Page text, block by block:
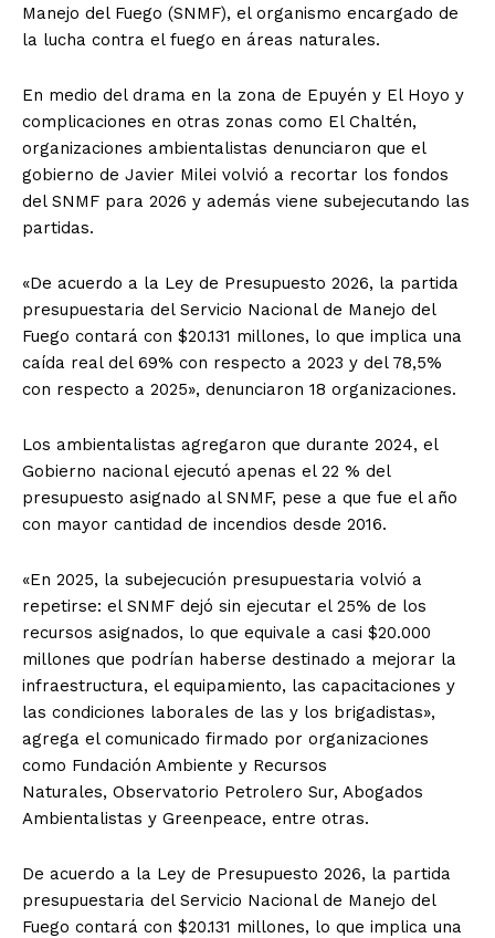
Manejo del Fuego (SNMF), el organismo encargado de
la lucha contra el fuego en áreas naturales.
En medio del drama en la zona de Epuyén y El Hoyo y
complicaciones en otras zonas como El Chaltén,
organizaciones ambientalistas denunciaron que el
gobierno de Javier Milei volvió a recortar los fondos
del SNMF para 2026 y además viene subejecutando las
partidas.
«De acuerdo a la Ley de Presupuesto 2026, la partida
presupuestaria del Servicio Nacional de Manejo del
Fuego contará con $20.131 millones, lo que implica una
caída real del 69% con respecto a 2023 y del 78,5%
con respecto a 2025», denunciaron 18 organizaciones.
Los ambientalistas agregaron que durante 2024, el
Gobierno nacional ejecutó apenas el 22 % del
presupuesto asignado al SNMF, pese a que fue el año
con mayor cantidad de incendios desde 2016.
«En 2025, la subejecución presupuestaria volvió a
repetirse: el SNMF dejó sin ejecutar el 25% de los
recursos asignados, lo que equivale a casi $20.000
millones que podrían haberse destinado a mejorar la
infraestructura, el equipamiento, las capacitaciones y
las condiciones laborales de las y los brigadistas»,
agrega el comunicado firmado por organizaciones
como Fundación Ambiente y Recursos
Naturales, Observatorio Petrolero Sur, Abogados
Ambientalistas y Greenpeace, entre otras.
De acuerdo a la Ley de Presupuesto 2026, la partida
presupuestaria del Servicio Nacional de Manejo del
Fuego contará con $20.131 millones, lo que implica una